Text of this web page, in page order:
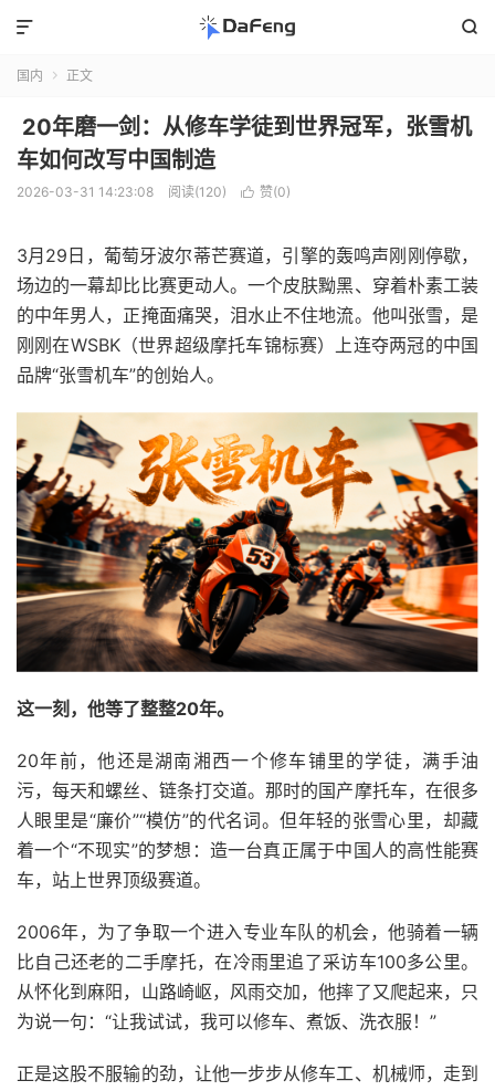


国内  正文
20年磨一剑：从修车学徒到世界冠军，张雪机
车如何改写中国制造
2026-03-31 14:23:08 阅读(120)  赞(0)
3月29日，葡萄牙波尔蒂芒赛道，引擎的轰鸣声刚刚停歇，
场边的一幕却比比赛更动人。一个皮肤黝黑、穿着朴素工装
的中年男人，正掩面痛哭，泪水止不住地流。他叫张雪，是
刚刚在WSBK（世界超级摩托车锦标赛）上连夺两冠的中国
品牌“张雪机车”的创始人。
这一刻，他等了整整20年。
20年前，他还是湖南湘西一个修车铺里的学徒，满手油
污，每天和螺丝、链条打交道。那时的国产摩托车，在很多
人眼里是“廉价”“模仿”的代名词。但年轻的张雪心里，却藏
着一个“不现实”的梦想：造一台真正属于中国人的高性能赛
车，站上世界顶级赛道。
2006年，为了争取一个进入专业车队的机会，他骑着一辆
比自己还老的二手摩托，在冷雨里追了采访车100多公里。
从怀化到麻阳，山路崎岖，风雨交加，他摔了又爬起来，只
为说一句：“让我试试，我可以修车、煮饭、洗衣服！”
正是这股不服输的劲，让他一步步从修车工、机械师，走到